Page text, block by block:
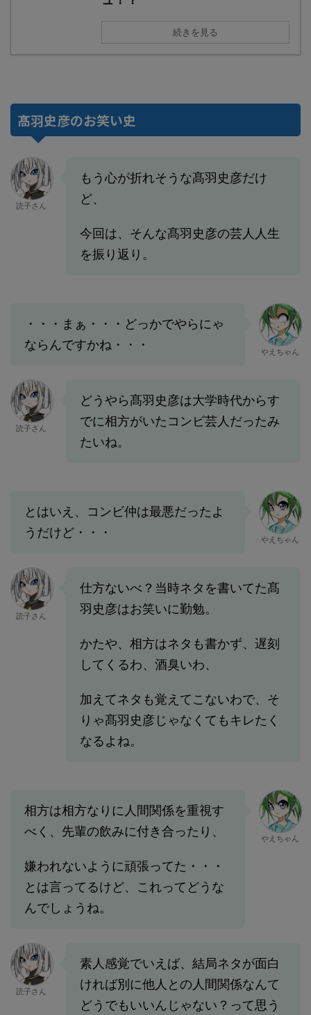
続きを見る
髙羽史彦のお笑い史
読子さん
もう心が折れそうな髙羽史彦だけ
ど、
今回は、そんな髙羽史彦の芸人人生
を振り返り。
・・・まぁ・・・どっかでやらにゃ
ならんですかね・・・
やえちゃん
読子さん
どうやら髙羽史彦は大学時代からす
でに相方がいたコンビ芸人だったみ
たいね。
とはいえ、コンビ仲は最悪だったよ
うだけど・・・
やえちゃん
読子さん
仕方ないべ？当時ネタを書いてた髙
羽史彦はお笑いに勤勉。
かたや、相方はネタも書かず、遅刻
してくるわ、酒臭いわ、
加えてネタも覚えてこないわで、そ
りゃ髙羽史彦じゃなくてもキレたく
なるよね。
相方は相方なりに人間関係を重視す
べく、先輩の飲みに付き合ったり、
嫌われないように頑張ってた・・・
とは言ってるけど、これってどうな
んでしょうね。
やえちゃん
読子さん
素人感覚でいえば、結局ネタが面白
ければ別に他人との人間関係なんて
どうでもいいんじゃない？って思う